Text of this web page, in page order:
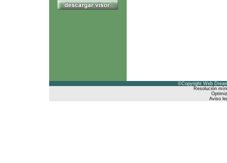
©Copyright Web
Resolución
Aviso